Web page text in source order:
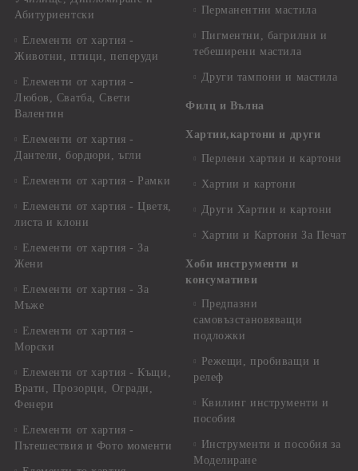
Абитуриентски
Елементи от хартия -
Животни, птици, пеперуди
Елементи от хартия -
Любов, Сватба, Свети
Валентин
Елементи от хартия -
Дантели, бордюри, ъгли
Елементи от хартия - Рамки
Елементи от хартия - Цветя,
листа и клони
Елементи от хартия - За
Жени
Елементи от хартия - За
Мъже
Елементи от хартия -
Морски
Елементи от хартия - Къщи,
Врати, Прозорци, Огради,
Фенери
Елементи от хартия -
Пътешествия и Фото моменти
Перманентни мастила
Пигментни, багрилни и
тебеширени мастила
Други тампони и мастила
Филц и Вълна
Хартии,картони и други
Перлени хартии и картони
Хартии и картони
Други Хартии и картони
Хартии и Картони За Печат
Хоби инструменти и
консумативи
Предпазни
самовъзстановяващи
подложки
Режещи, пробиващи и
релеф
Квилинг инструменти и
пособия
Инструменти и пособия за
Моделиране